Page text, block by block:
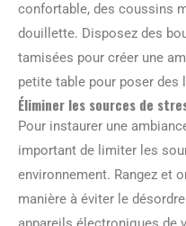
confortable, des coussins
douillette. Disposez des
tamisées pour créer une
petite table pour poser des
Éliminer les sources de
Pour instaurer une
important de limiter les
environnement. Rangez et
manière à éviter le